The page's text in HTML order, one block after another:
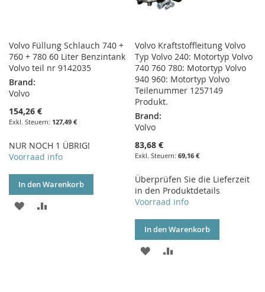
Volvo Füllung Schlauch 740 +
760 + 780 60 Liter Benzintank
Volvo teil nr 9142035
Brand:
Volvo
154,26 €
127,49 €
NUR NOCH 1 ÜBRIG!
Voorraad info
In den Warenkorb
ZUR
Volvo Kraftstoffleitung Volvo
Typ Volvo 240: Motortyp Volvo
740 760 780: Motortyp Volvo
940 960: Motortyp Volvo
Teilenummer 1257149
Produkt.
Brand:
Volvo
83,68 €
69,16 €
Überprüfen Sie die Lieferzeit
in den Produktdetails
Voorraad info
In den Warenkorb
ZUR